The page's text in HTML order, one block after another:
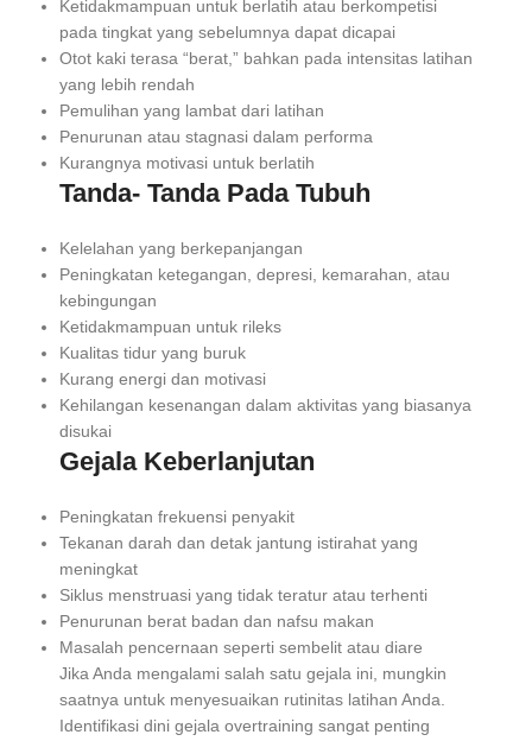
Ketidakmampuan untuk berlatih atau berkompetisi
pada tingkat yang sebelumnya dapat dicapai
Otot kaki terasa “berat,” bahkan pada intensitas latihan
yang lebih rendah
Pemulihan yang lambat dari latihan
Penurunan atau stagnasi dalam performa
Kurangnya motivasi untuk berlatih
Tanda- Tanda Pada Tubuh
Kelelahan yang berkepanjangan
Peningkatan ketegangan, depresi, kemarahan, atau
kebingungan
Ketidakmampuan untuk rileks
Kualitas tidur yang buruk
Kurang energi dan motivasi
Kehilangan kesenangan dalam aktivitas yang biasanya
disukai
Gejala Keberlanjutan
Peningkatan frekuensi penyakit
Tekanan darah dan detak jantung istirahat yang
meningkat
Siklus menstruasi yang tidak teratur atau terhenti
Penurunan berat badan dan nafsu makan
Masalah pencernaan seperti sembelit atau diare
Jika Anda mengalami salah satu gejala ini, mungkin
saatnya untuk menyesuaikan rutinitas latihan Anda.
Identifikasi dini gejala overtraining sangat penting